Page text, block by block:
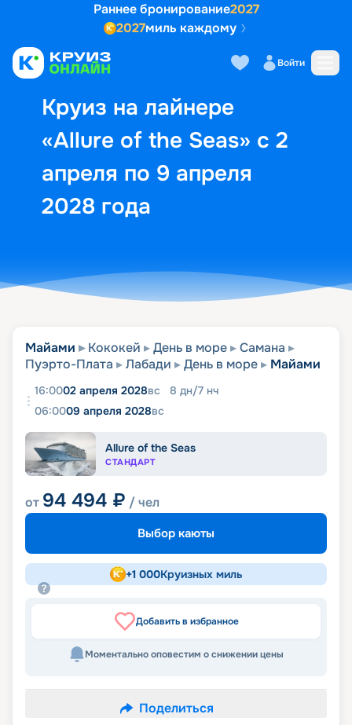
Раннее бронирование2027
2027миль каждому
Войти
Круиз на лайнере
«Allure of the Seas» с 2
апреля по 9 апреля
2028 года
Выбор кают Маршрут и
Майами Кококей День в море
Самана
Пуэрто-Плата
Лабади День в море Майами
16:0002 апреля 2028вс 8 дн/7 нч
06:0009 апреля 2028вс
Allure of the Seas
СТАНДАРТ
от 94 494 ₽ / чел
Выбор каюты
+1 000Круизных миль
Добавить в избранное
Моментально оповестим о снижении цены
Поделиться